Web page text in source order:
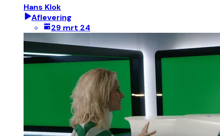
Hans Klok
Aflevering
29 mrt 24